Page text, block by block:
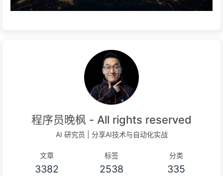
程序员晚枫 - All rights reserved
AI 研究员 | 分享AI技术与自动化实战
文章
3382
标签
2538
分类
335